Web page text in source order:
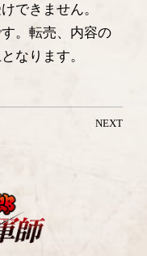
できません。
。転売、内容の
なります。
NEXT